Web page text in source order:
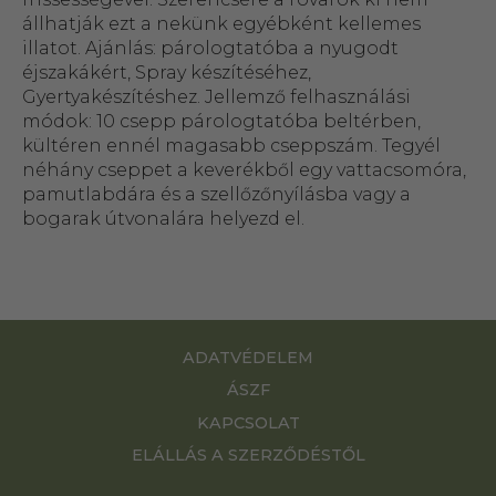
állhatják ezt a nekünk egyébként kellemes
illatot. Ajánlás: párologtatóba a nyugodt
éjszakákért, Spray készítéséhez,
Gyertyakészítéshez. Jellemző felhasználási
módok: 10 csepp párologtatóba beltérben,
kültéren ennél magasabb cseppszám. Tegyél
néhány cseppet a keverékből egy vattacsomóra,
pamutlabdára és a szellőzőnyílásba vagy a
bogarak útvonalára helyezd el.
ADATVÉDELEM
ÁSZF
KAPCSOLAT
ELÁLLÁS A SZERZŐDÉSTŐL